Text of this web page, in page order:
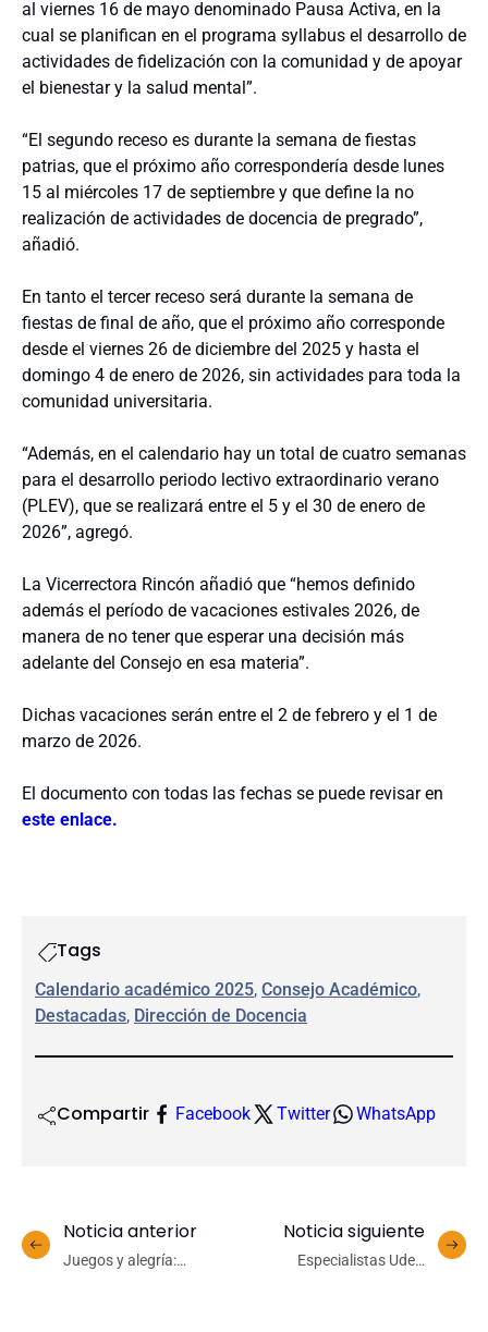
al viernes 16 de mayo denominado Pausa Activa, en la
cual se planifican en el programa syllabus el desarrollo de
actividades de fidelización con la comunidad y de apoyar
el bienestar y la salud mental”.
“El segundo receso es durante la semana de fiestas
patrias, que el próximo año correspondería desde lunes
15 al miércoles 17 de septiembre y que define la no
realización de actividades de docencia de pregrado”,
añadió.
En tanto el tercer receso será durante la semana de
fiestas de final de año, que el próximo año corresponde
desde el viernes 26 de diciembre del 2025 y hasta el
domingo 4 de enero de 2026, sin actividades para toda la
comunidad universitaria.
“Además, en el calendario hay un total de cuatro semanas
para el desarrollo periodo lectivo extraordinario verano
(PLEV), que se realizará entre el 5 y el 30 de enero de
2026”, agregó.
La Vicerrectora Rincón añadió que “hemos definido
además el período de vacaciones estivales 2026, de
manera de no tener que esperar una decisión más
adelante del Consejo en esa materia”.
Dichas vacaciones serán entre el 2 de febrero y el 1 de
marzo de 2026.
El documento con todas las fechas se puede revisar en
este enlace.
Tags
Calendario académico 2025, Consejo Académico
Destacadas, Dirección de Docencia
Compartir Facebook Twitter WhatsApp
Noticia anterior
Juegos y alegría:
Noticia siguiente
Especialistas UdeC